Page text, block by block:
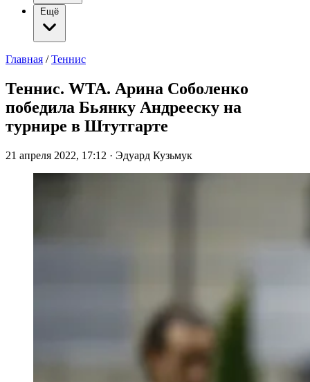
Ещё
Главная / Теннис
Теннис. WTA. Арина Соболенко
победила Бьянку Андрееску на
турнире в Штутгарте
21 апреля 2022, 17:12 · Эдуард Кузьмук